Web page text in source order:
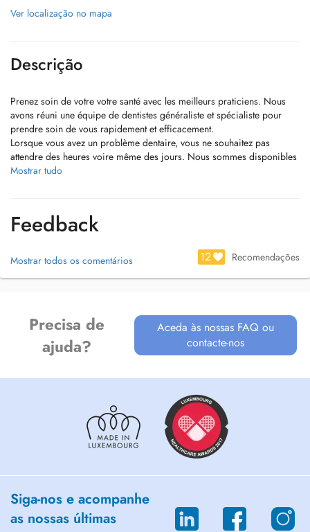
Ver localização no mapa
Descrição
Prenez soin de votre votre santé avec les meilleurs praticiens. Nous
avons réuni une équipe de dentistes généraliste et spécialiste pour
prendre soin de vous rapidement et efficacement.
Lorsque vous avez un problème dentaire, vous ne souhaitez pas
attendre des heures voire même des jours. Nous sommes disponibles
6 jours sur 7 et notre cabinet dentaire à Strassen vous accueillent
3 Places de Parking vous sont réservées.
Mostrar tudo
Feedback
Mostrar todos os comentários 12 Recomendações
Precisa de
ajuda?
Aceda às nossas FAQ ou
contacte-nos
Siga-nos e acompanhe
as nossas últimas